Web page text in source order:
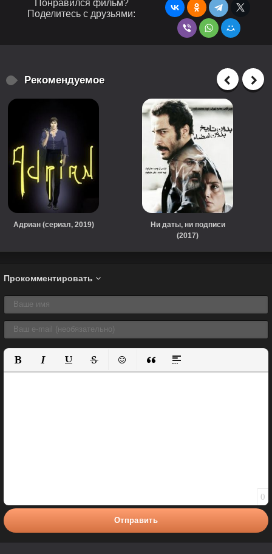
Понравился фильм?
Поделитесь с друзьями:
Рекомендуемое
Адриан (сериал, 2019)
Ни даты, ни подписи
(2017)
Прокомментировать
Полужирный
КурсивПодчеркнутый
ЗачеркнутыйВставить смайлик
Вставка цитаты
Вставка спойлера
0
Отправить